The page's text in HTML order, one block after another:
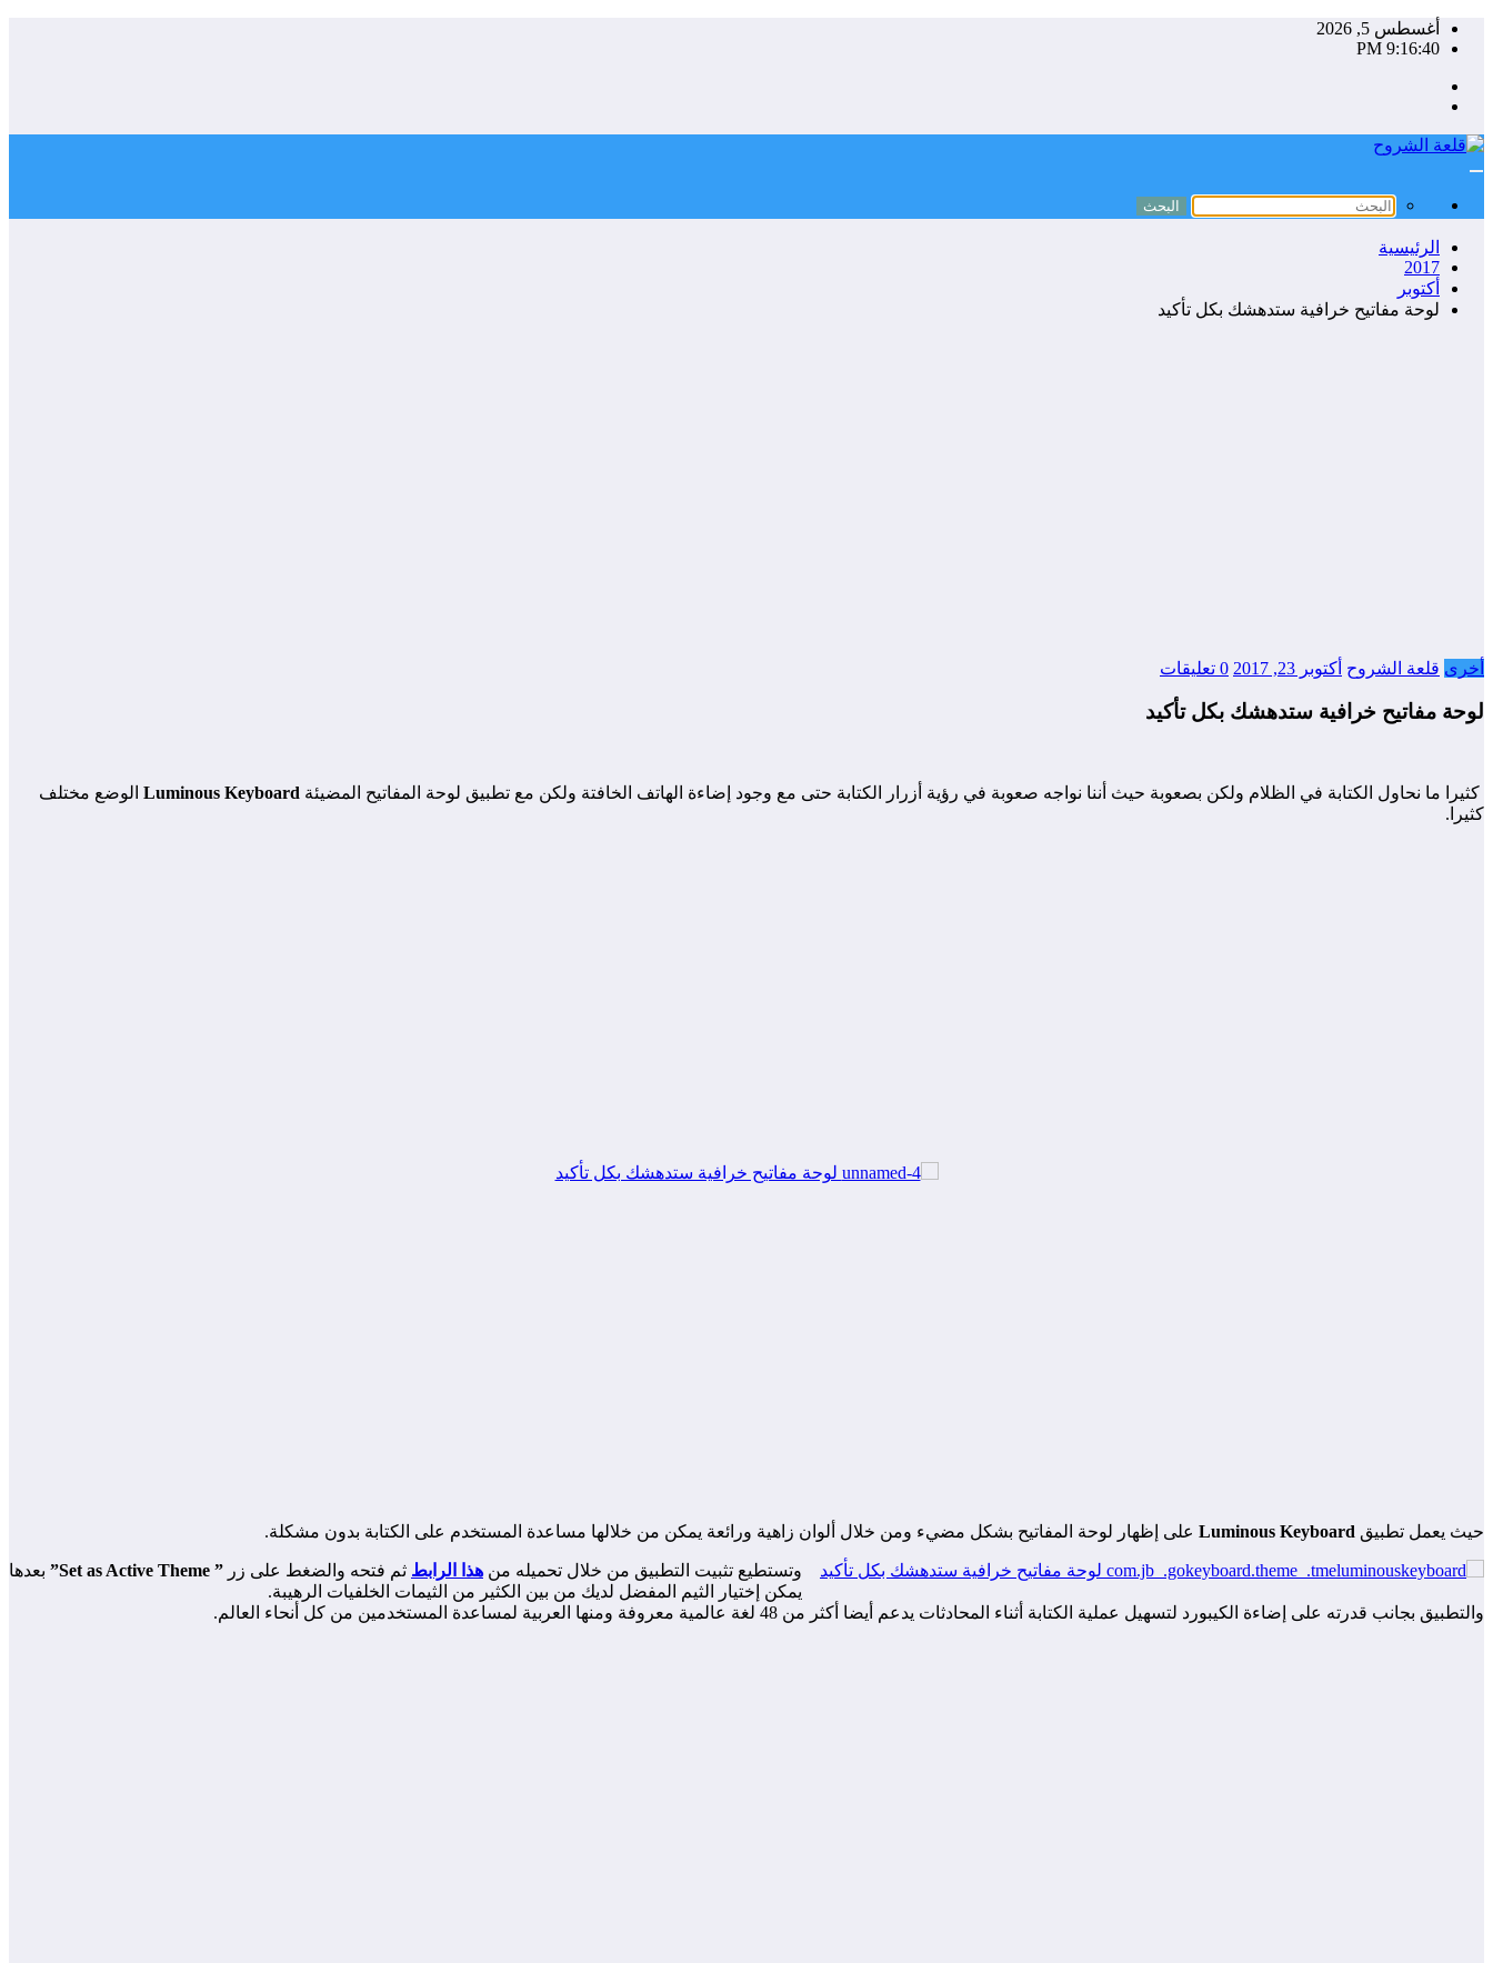
التجاوزأغسطس 5, 2026
9:16:40 PM
الرئيسية
2017
أكتوبر
لوحة مفاتيح خرافية ستدهشك بكل تأكيد
أخرى قلعة الشروح أكتوبر 23, 2017 0 تعليقات
لوحة مفاتيح خرافية ستدهشك بكل تأكيد
كثيرا ما نحاول الكتابة في الظلام ولكن بصعوبة حيث أننا نواجه صعوبة في رؤية أزرار الكتابة حتى مع وجود إضاءة الهاتف الخافتة ولكن مع تطبيق لوحة المفاتيح المضيئة
الوضع مختلف
كثيرا.
حيث يعمل تطبيق Luminous Keyboard على إظهار لوحة المفاتيح بشكل مضيء ومن خلال ألوان زاهية ورائعة يمكن من خلالها مساعدة المستخدم على الكتابة بدون مشكلة.
وتستطيع تثبيت التطبيق من خلال تحميله من هذا الرابط ثم فتحه والضغط على زر ” Set as Active Theme”
بعدها
يمكن إختيار الثيم المفضل لديك من بين الكثير من الثيمات الخلفيات الرهيبة.
والتطبيق بجانب قدرته على إضاءة الكيبورد لتسهيل عملية الكتابة أثناء المحادثات يدعم أيضا أكثر من 48 لغة عالمية معروفة ومنها العربية لمساعدة المستخدمين من كل أنحاء العالم.